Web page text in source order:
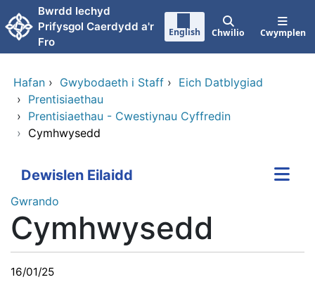
Neidio i'r prif gynnwy
Bwrdd Iechyd
Prifysgol Caerdydd a'r
Fro
English Chwilio Cwymplen
Hafan › Gwybodaeth i Staff › Eich Datblygiad
› Prentisiaethau
› Prentisiaethau - Cwestiynau Cyffredin
› Cymhwysedd
Dewislen Eilaidd
Gwrando
Cymhwysedd
16/01/25